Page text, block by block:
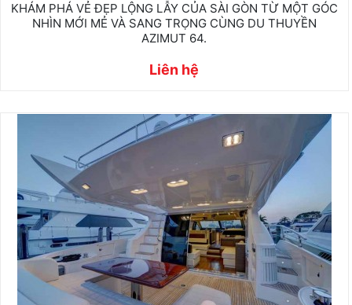
KHÁM PHÁ VẺ ĐẸP LỘNG LẪY CỦA SÀI GÒN TỪ MỘT GÓC
NHÌN MỚI MẺ VÀ SANG TRỌNG CÙNG DU THUYỀN
AZIMUT 64.
Liên hệ